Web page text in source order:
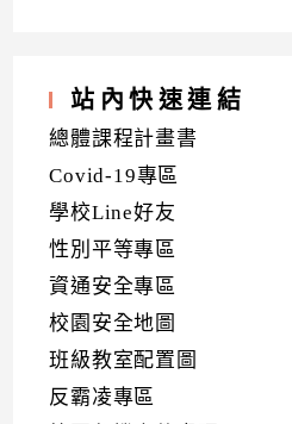
站內快速連結
總體課程計畫書
Covid-19專區
學校Line好友
性別平等專區
資通安全專區
校園安全地圖
班級教室配置圖
反霸凌專區